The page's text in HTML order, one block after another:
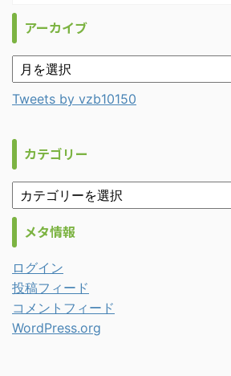
アーカイブ
Tweets by vzb10150
カテゴリー
メタ情報
ログイン
投稿フィード
コメントフィード
WordPress.org